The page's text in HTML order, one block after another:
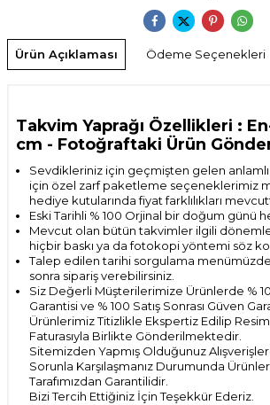
Ürün Açıklaması Ödeme Seçenekleri
Takvim Yaprağı Özellikleri :
cm - Fotoğraftaki Ürün
Sevdikleriniz için geçmişten gelen
için özel zarf paketleme seçeneklerimiz
hediye kutularında fiyat farklılıkları
Eski Tarihli % 100 Orjinal bir doğum günü
Mevcut olan bütün takvimler ilgili
hiçbir baskı ya da fotokopi yöntemi söz
Talep edilen tarihi sorgulama
sonra sipariş verebilirsiniz.
Siz Değerli Müşterilerimize Ürünlerde %
Garantisi ve % 100 Satış Sonrası Güven
Ürünlerimiz Titizlikle Ekspertiz Edilip
Faturasıyla Birlikte Gönderilmektedir.
Sitemizden Yapmış Olduğunuz
Sorunla Karşılaşmanız Durumunda
Tarafımızdan Garantilidir.
Bizi Tercih Ettiğiniz İçin Teşekkür Ederiz.